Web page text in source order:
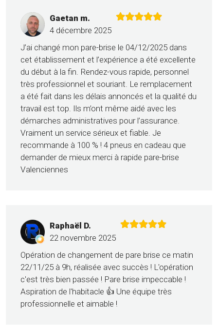
Gaetan m.
4 décembre 2025
J’ai changé mon pare-brise le 04/12/2025 dans
cet établissement et l’expérience a été excellente
du début à la fin. Rendez-vous rapide, personnel
très professionnel et souriant. Le remplacement
a été fait dans les délais annoncés et la qualité du
travail est top. Ils m’ont même aidé avec les
démarches administratives pour l’assurance.
Vraiment un service sérieux et fiable. Je
recommande à 100 % ! 4 pneus en cadeau que
demander de mieux merci à rapide pare-brise
Valenciennes
Raphaël D.
22 novembre 2025
Opération de changement de pare brise ce matin
22/11/25 à 9h, réalisée avec succès ! L'opération
c'est très bien passée ! Pare brise impeccable !
Aspiration de l'habitacle 👍 Une équipe très
professionnelle et aimable !